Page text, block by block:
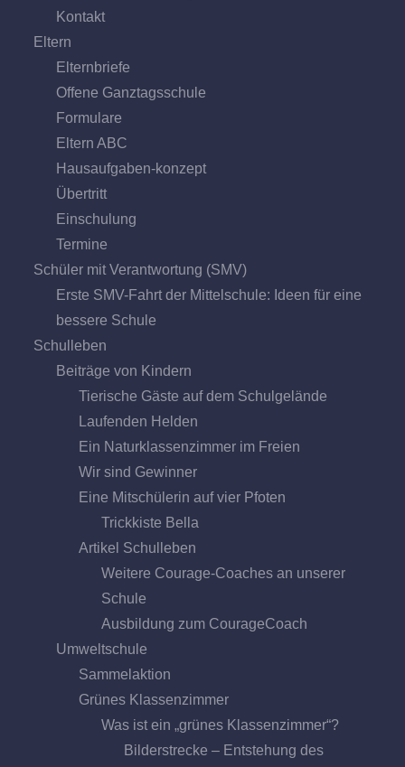
Kontakt
Eltern
Elternbriefe
Offene Ganz­tags­schule
Formulare
Eltern ABC
Hausaufgaben-konzept
Übertritt
Einschulung
Termine
Schüler mit Verantwortung (SMV)
Erste SMV-Fahrt der Mittelschule: Ideen für eine
bessere Schule
Schulleben
Beiträge von Kindern
Tierische Gäste auf dem Schulgelände
Laufenden Helden
Ein Naturklassenzimmer im Freien
Wir sind Gewinner
Eine Mitschülerin auf vier Pfoten
Trickkiste Bella
Artikel Schulleben
Weitere Courage-Coaches an unserer
Schule
Ausbildung zum CourageCoach
Umweltschule
Sammelaktion
Grünes Klassenzimmer
Was ist ein „grünes Klassenzimmer“?
Bilderstrecke – Entstehung des